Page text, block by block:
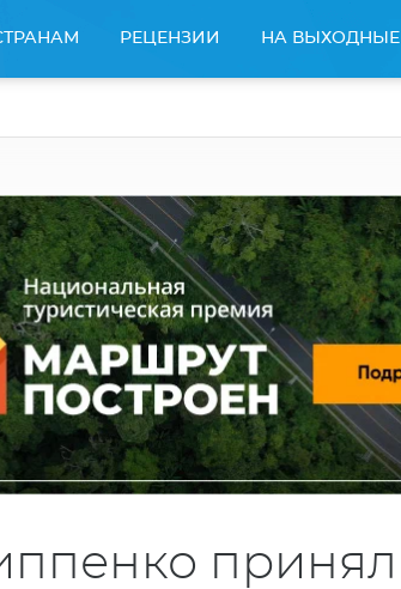
РЕЦЕНЗИИ НА ВЫХОДНЫЕ
принял